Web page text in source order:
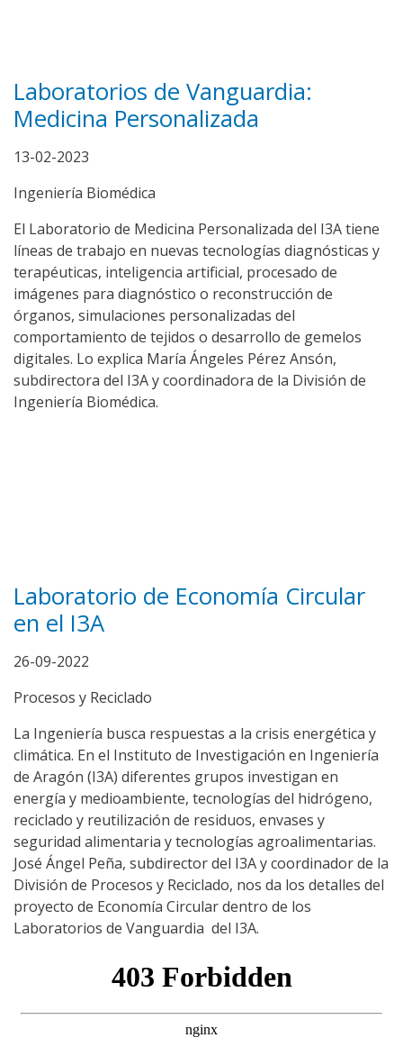
Laboratorios de Vanguardia:
Medicina Personalizada
13-02-2023
Ingeniería Biomédica
El Laboratorio de Medicina Personalizada del I3A tiene
líneas de trabajo en nuevas tecnologías diagnósticas y
terapéuticas, inteligencia artificial, procesado de
imágenes para diagnóstico o reconstrucción de
órganos, simulaciones personalizadas del
comportamiento de tejidos o desarrollo de gemelos
digitales. Lo explica María Ángeles Pérez Ansón,
subdirectora del I3A y coordinadora de la División de
Ingeniería Biomédica.
Laboratorio de Economía Circular
en el I3A
26-09-2022
Procesos y Reciclado
La Ingeniería busca respuestas a la crisis energética y
climática. En el Instituto de Investigación en Ingeniería
de Aragón (I3A) diferentes grupos investigan en
energía y medioambiente, tecnologías del hidrógeno,
reciclado y reutilización de residuos, envases y
seguridad alimentaria y tecnologías agroalimentarias.
José Ángel Peña, subdirector del I3A y coordinador de la
División de Procesos y Reciclado, nos da los detalles del
proyecto de Economía Circular dentro de los
Laboratorios de Vanguardia del I3A.